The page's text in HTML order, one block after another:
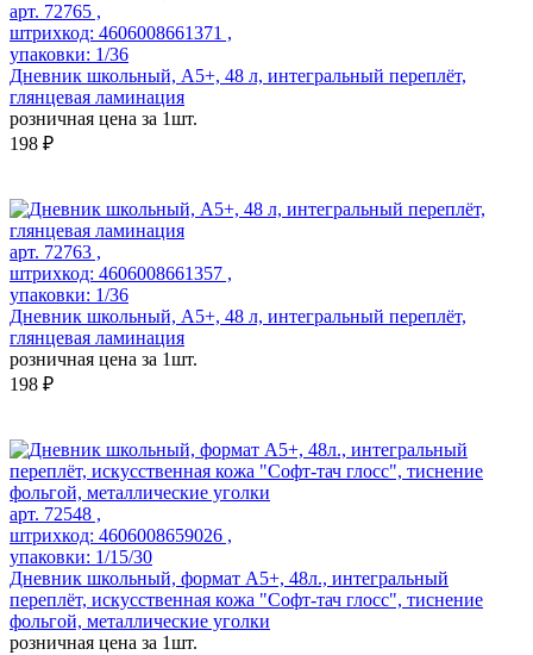
арт. 72765 ,
штрихкод: 4606008661371 ,
упаковки: 1/36
Дневник школьный, А5+, 48 л, интегральный переплёт,
глянцевая ламинация
розничная цена за 1шт.
198 ₽
арт. 72763 ,
штрихкод: 4606008661357 ,
упаковки: 1/36
Дневник школьный, А5+, 48 л, интегральный переплёт,
глянцевая ламинация
розничная цена за 1шт.
198 ₽
арт. 72548 ,
штрихкод: 4606008659026 ,
упаковки: 1/15/30
Дневник школьный, формат А5+, 48л., интегральный
переплёт, искусственная кожа "Софт-тач глосс", тиснение
фольгой, металлические уголки
розничная цена за 1шт.